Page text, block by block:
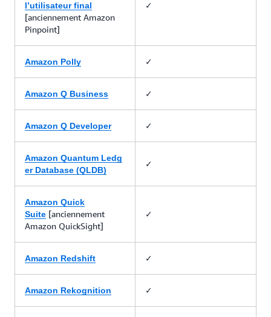
l’utilisateur final
[anciennement Amazon
Pinpoint]
✓
Amazon Polly ✓
Amazon Q Business ✓
Amazon Q Developer ✓
Amazon Quantum Ledg
er Database (QLDB)
✓
Amazon Quick
Suite [anciennement
Amazon QuickSight]
✓
Amazon Redshift ✓
Amazon Rekognition ✓